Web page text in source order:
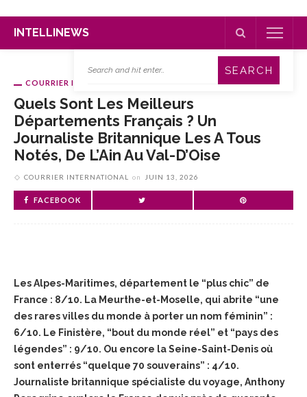
INTELLINEWS
COURRIER INTERNATIONAL
Quels Sont Les Meilleurs
Départements Français ? Un
Journaliste Britannique Les A Tous
Notés, De L’Ain Au Val-D’Oise
COURRIER INTERNATIONAL on JUIN 13, 2026
FACEBOOK
Les Alpes-Maritimes, département le “plus chic” de
France : 8/10. La Meurthe-et-Moselle, qui abrite “une
des rares villes du monde à porter un nom féminin” :
6/10. Le Finistère, “bout du monde réel” et “pays des
légendes” : 9/10. Ou encore la Seine-Saint-Denis où
sont enterrés “quelque 70 souverains” : 4/10.
Journaliste britannique spécialiste du voyage, Anthony